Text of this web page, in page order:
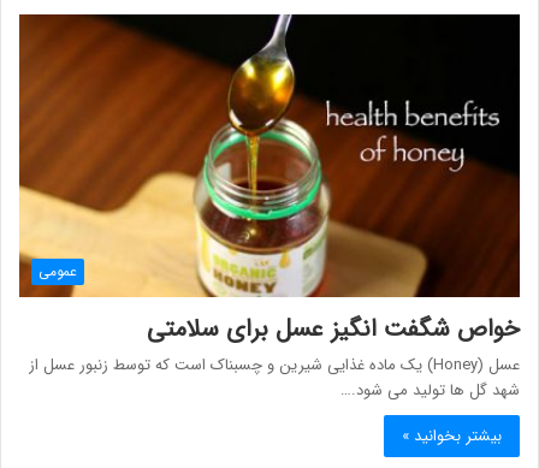
عمومی
خواص شگفت انگیز عسل برای سلامتی
عسل (Honey) یک ماده غذایی شیرین و چسبناک است که توسط زنبور عسل از
شهد گل ها تولید می شود.…
بیشتر بخوانید »